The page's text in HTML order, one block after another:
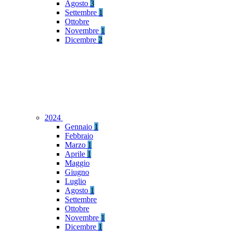
Agosto 3
Settembre 1
Ottobre
Novembre 1
Dicembre 2
2024
Gennaio 1
Febbraio
Marzo 1
Aprile 1
Maggio
Giugno
Luglio
Agosto 1
Settembre
Ottobre
Novembre 1
Dicembre 1